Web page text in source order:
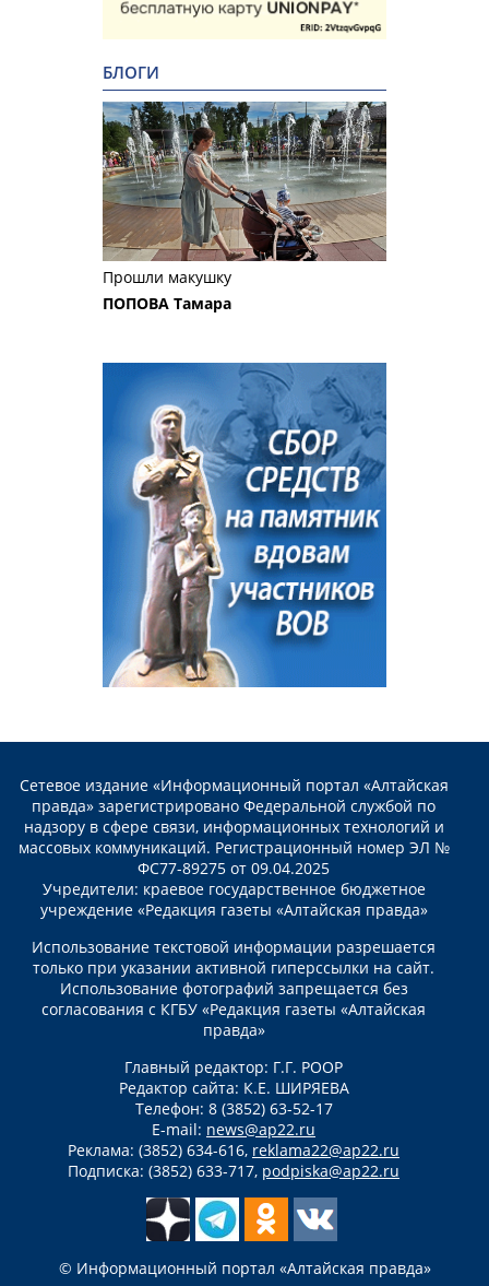
БЛОГИ
Прошли макушку
ПОПОВА Тамара
Сетевое издание «Информационный портал «Алтайская
правда» зарегистрировано Федеральной службой по
надзору в сфере связи, информационных технологий и
массовых коммуникаций. Регистрационный номер ЭЛ №
ФС77-89275 от 09.04.2025
Учредители: краевое государственное бюджетное
учреждение «Редакция газеты «Алтайская правда»
Использование текстовой информации разрешается
только при указании активной гиперссылки на сайт.
Использование фотографий запрещается без
согласования с КГБУ «Редакция газеты «Алтайская
правда»
Главный редактор: Г.Г. РООР
Редактор сайта: К.Е. ШИРЯЕВА
Телефон: 8 (3852) 63-52-17
E-mail: news@ap22.ru
Реклама: (3852) 634-616, reklama22@ap22.ru
Подписка: (3852) 633-717, podpiska@ap22.ru
© Информационный портал «Алтайская правда»